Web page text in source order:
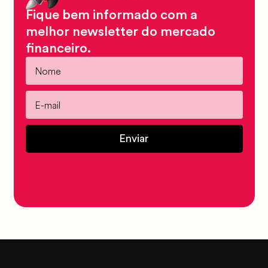
Fique bem informado com a
melhor newsletter do mercado
financeiro.
Enviar